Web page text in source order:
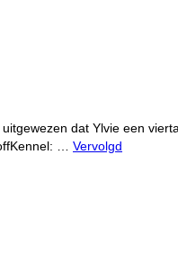
dat Ylvie een
… Vervolgd